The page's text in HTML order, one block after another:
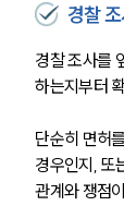
경찰
경찰 조사를
하는지부터
단순히 면허
경우인지, 또
관계와 쟁점